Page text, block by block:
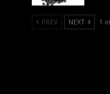
PREV NEXT 1